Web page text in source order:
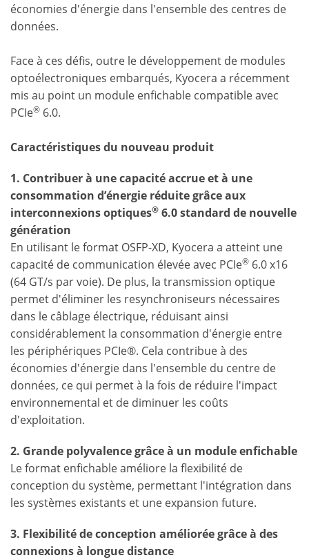
économies d'énergie dans l'ensemble des centres de
données.
Face à ces défis, outre le développement de modules
optoélectroniques embarqués, Kyocera a récemment
mis au point un module enfichable compatible avec
PCIe® 6.0.
Caractéristiques du nouveau produit
1. Contribuer à une capacité accrue et à une
consommation d’énergie réduite grâce aux
interconnexions optiques® 6.0 standard de nouvelle
génération
En utilisant le format OSFP-XD, Kyocera a atteint une
capacité de communication élevée avec PCIe® 6.0 x16
(64 GT/s par voie). De plus, la transmission optique
permet d'éliminer les resynchroniseurs nécessaires
dans le câblage électrique, réduisant ainsi
considérablement la consommation d'énergie entre
les périphériques PCIe®. Cela contribue à des
économies d'énergie dans l'ensemble du centre de
données, ce qui permet à la fois de réduire l'impact
environnemental et de diminuer les coûts
d'exploitation.
2. Grande polyvalence grâce à un module enfichable
Le format enfichable améliore la flexibilité de
conception du système, permettant l'intégration dans
les systèmes existants et une expansion future.
3. Flexibilité de conception améliorée grâce à des
connexions à longue distance